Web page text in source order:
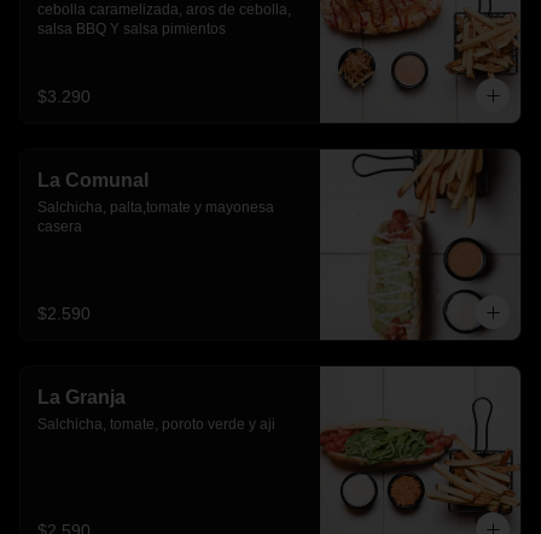
cebolla caramelizada, aros de cebolla,
salsa BBQ Y salsa pimientos
$3.290
La Comunal
Salchicha, palta,tomate y mayonesa
casera
$2.590
La Granja
Salchicha, tomate, poroto verde y aji